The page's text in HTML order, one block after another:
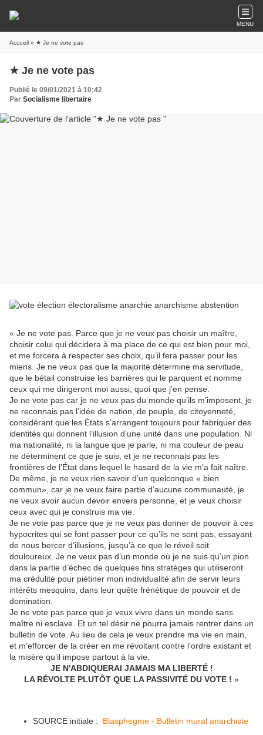
MENU
Accueil » ★ Je ne vote pas
★ Je ne vote pas
Publié le 09/01/2021 à 10:42
Par Socialisme libertaire
« Je ne vote pas. Parce que je ne veux pas choisir un maître,
choisir celui qui décidera à ma place de ce qui est bien pour moi,
et me forcera à respecter ses choix, qu’il fera passer pour les
miens. Je ne veux pas que la majorité détermine ma servitude,
que le bétail construise les barrières qui le parquent et nomme
ceux qui me dirigeront moi aussi, quoi que j’en pense.
Je ne vote pas car je ne veux pas du monde qu’ils m’imposent, je
ne reconnais pas l’idée de nation, de peuple, de citoyenneté,
considérant que les États s’arrangent toujours pour fabriquer des
identités qui donnent l’illusion d’une unité dans une population. Ni
ma nationalité, ni la langue que je parle, ni ma couleur de peau
ne déterminent ce que je suis, et je ne reconnais pas les
frontières de l’État dans lequel le hasard de la vie m’a fait naître.
De même, je ne veux rien savoir d’un quelconque « bien
commun», car je ne veux faire partie d’aucune communauté, je
ne veux avoir aucun devoir envers personne, et je veux choisir
ceux avec qui je construis ma vie.
Je ne vote pas parce que je ne veux pas donner de pouvoir à ces
hypocrites qui se font passer pour ce qu’ils ne sont pas, essayant
de nous bercer d’illusions, jusqu’à ce que le réveil soit
douloureux. Je ne veux pas d’un monde où je ne suis qu’un pion
dans la partie d’échec de quelques fins stratèges qui utiliseront
ma crédulité pour piétiner mon individualité afin de servir leurs
intérêts mesquins, dans leur quête frénétique de pouvoir et de
domination.
Je ne vote pas parce que je veux vivre dans un monde sans
maître ni esclave. Et un tel désir ne pourra jamais rentrer dans un
bulletin de vote. Au lieu de cela je veux prendre ma vie en main,
et m’efforcer de la créer en me révoltant contre l’ordre existant et
la misère qu’il impose partout à la vie.
JE N'ABDIQUERAI JAMAIS MA LIBERTÉ !
LA RÉVOLTE PLUTÔT QUE LA PASSIVITÉ DU VOTE ! »
SOURCE initiale : Blasphegme - Bulletin mural anarchiste